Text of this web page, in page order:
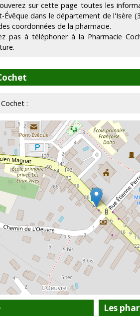
sur cette page toutes les
Évêque dans le département de l'Isère
coordonnées de la pharmacie.
pas à téléphoner à la Pharmacie
:
Les